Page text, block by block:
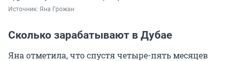
Источник: Яна Грожан
Сколько зарабатывают в Дубае
Яна отметила, что спустя четыре-пять месяцев